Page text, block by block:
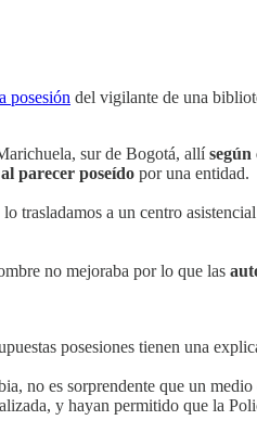
posesión del vigilante de una
sur de Bogotá, allí
parecer poseído por una entidad.
trasladamos a un centro
no mejoraba por lo que las
posesiones tienen una
no es sorprendente que un
y hayan permitido que la